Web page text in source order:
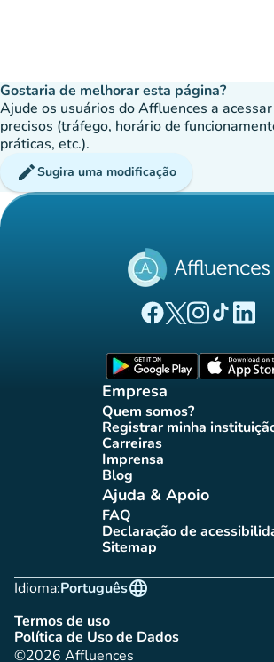
Gostaria de melhorar esta página?
Ajude os usuários do Affluences a
precisos (tráfego, horário de
práticas, etc.).
editSugira uma modificação
(novo separador)
(novo(novo(novo
(novo
Empresa
Quem somos?(novo separador)
Registrar minha
(novo
Carreiras(novo separador)
Imprensa(novo separador)
Blog(novo separador)
Ajuda & Apoio
FAQ(novo separador)
Declaração de(novo
Sitemap(novo separador)
Idioma:
language
Português
Termos de uso(novo separador)
Política de Uso de Dados
(novo separador)
©2026 Affluences